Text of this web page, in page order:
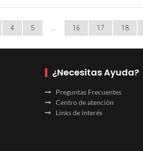
4 5 16 17 18
¿Necesitas Ayuda?
Preguntas Frecuentes
Centro de atención
Links de interés